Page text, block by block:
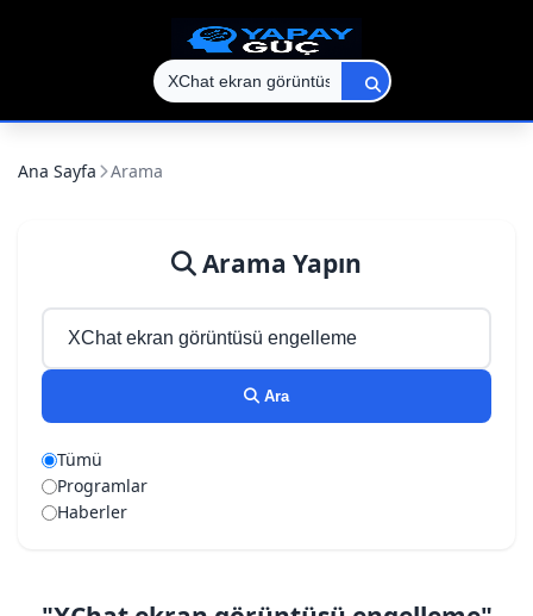
Ana Sayfa Arama
Arama Yapın
Ara
Tümü
Programlar
Haberler